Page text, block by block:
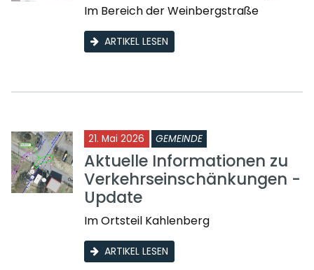
Im Bereich der Weinbergstraße
ARTIKEL LESEN
21. Mai 2026 GEMEINDE
Aktuelle Informationen zu
Verkehrseinschänkungen -
Update
Im Ortsteil Kahlenberg
ARTIKEL LESEN